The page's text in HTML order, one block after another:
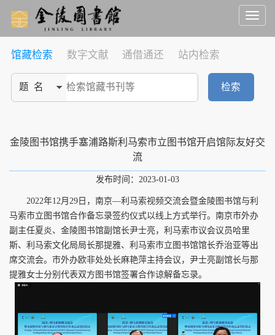
Toggle
馆藏检索 数字文献 通借通还 站内检索
检索
金陵图书馆携手塞浦路斯利马索市立图书馆开启馆际友好交
流
发布时间：2023-01-03
2022年12月29日，南京—利马索视频交流会暨金陵图书馆与利
马索市立图书馆合作备忘录签约仪式以线上方式举行。南京市外办
副主任夏炎、金陵图书馆副馆长尹士亮，利马索市议会议员哈里
斯、利马索文化局局长那提雅、利马索市立图书馆馆长乔治亚等出
席交流会。市外办欧非处处长麻艳萍主持会议，尹士亮副馆长与那
提雅女士分别代表双方图书馆签署合作谅解备忘录。